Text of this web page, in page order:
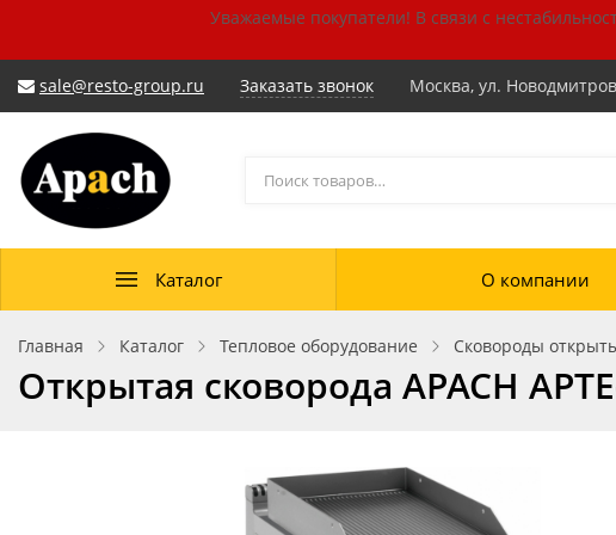
Уважаемые покупатели! В связи с
sale@resto-group.ru Заказать звонок Москва, ул.
Каталог О компании
Главная Каталог Тепловое оборудование Сковороды
Открытая сковорода APACH